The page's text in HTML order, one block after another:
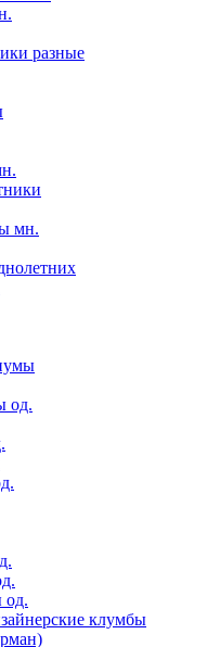
разные
мн.
од.
од.
клумбы